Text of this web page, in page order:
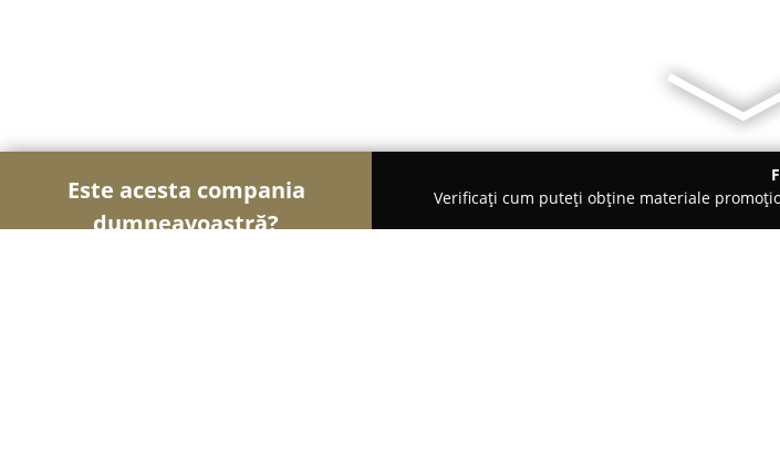
Este acesta compania
dumneavoastră?
Verificați cum puteți obține materiale